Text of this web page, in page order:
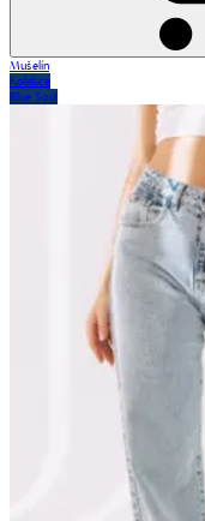
Mušelín
Kolekce
Blue Soul